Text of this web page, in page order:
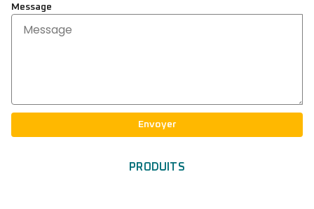
Message
Envoyer
PRODUITS